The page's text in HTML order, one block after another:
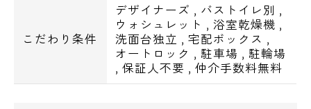
■光ファイバー■CATV
【周辺環境一覧】
こだわり条件
デザイナーズ , バストイレ別 ,
ウォシュレット , 浴室乾燥機 ,
洗面台独立 ,宅配ボックス ,
オートロック , 駐車場 , 駐輪場
,保証人不要 , 仲介手数料無料